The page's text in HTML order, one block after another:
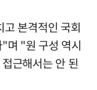
본격적인 국회
며 "원 구성 역시
근해서는 안 된